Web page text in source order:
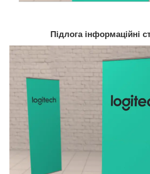
Підлога інформаційні